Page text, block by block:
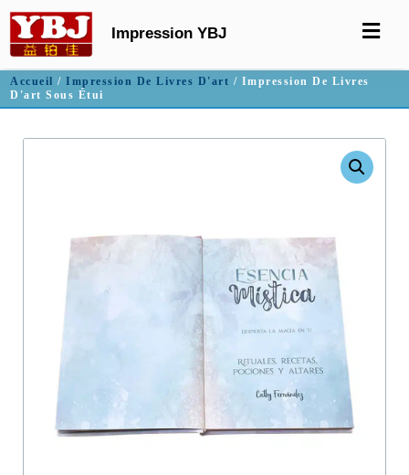
Impression YBJ
Accueil / Impression De Livres D'art / Impression De Livres
D'art Sous Étui